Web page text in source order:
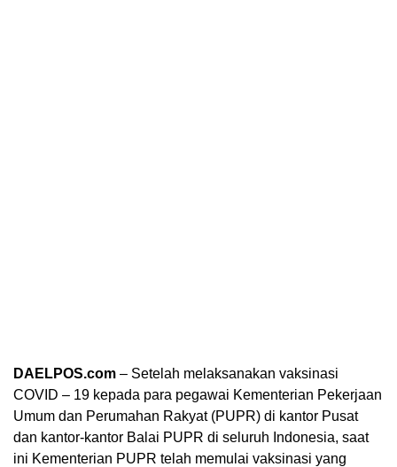
DAELPOS.com – Setelah melaksanakan vaksinasi
COVID – 19 kepada para pegawai Kementerian Pekerjaan
Umum dan Perumahan Rakyat (PUPR) di kantor Pusat
dan kantor-kantor Balai PUPR di seluruh Indonesia, saat
ini Kementerian PUPR telah memulai vaksinasi yang